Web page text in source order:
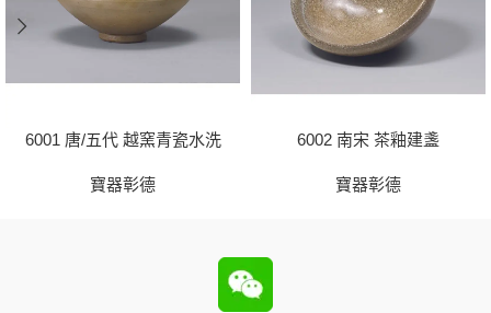
6001 唐/五代 越窯青瓷水洗
寶器彰德
6002 南宋 茶釉建盞
寶器彰德